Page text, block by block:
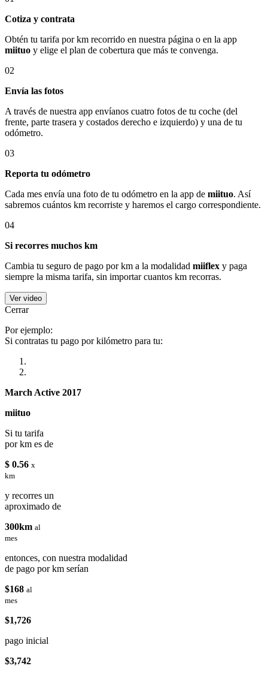
Cotiza y contrata
Obtén tu tarifa por km recorrido en nuestra página o en la app
miituo y elige el plan de cobertura que más te convenga.
02
Envía las fotos
A través de nuestra app envíanos cuatro fotos de tu coche (del
frente, parte trasera y costados derecho e izquierdo) y una de tu
odómetro.
03
Reporta tu odómetro
Cada mes envía una foto de tu odómetro en la app de miituo. Así
sabremos cuántos km recorriste y haremos el cargo correspondiente.
04
Si recorres muchos km
Cambia tu seguro de pago por km a la modalidad miiflex y paga
siempre la misma tarifa, sin importar cuantos km recorras.
Ver video
Cerrar
Por ejemplo:
Si contratas tu pago por kilómetro para tu:
March Active 2017
miituo
Si tu tarifa
por km es de
$ 0.56 x
km
y recorres un
aproximado de
300km al
mes
entonces, con nuestra modalidad
de pago por km serían
$168 al
mes
$1,726
pago inicial
$3,742